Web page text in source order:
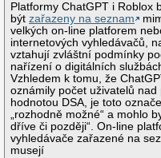
Platformy ChatGPT i Roblox
býtzařazeny na seznam
velkých on-line platforem
internetových vyhledávačů,
vztahují zvláštní podmínky
nařízení o digitálních
Vzhledem k tomu, že
oznámily počet uživatelů nad
hodnotou DSA, je toto
„rozhodně možné“ a mohlo
dříve či později“. On-line
vyhledávače zařazené na
musejí